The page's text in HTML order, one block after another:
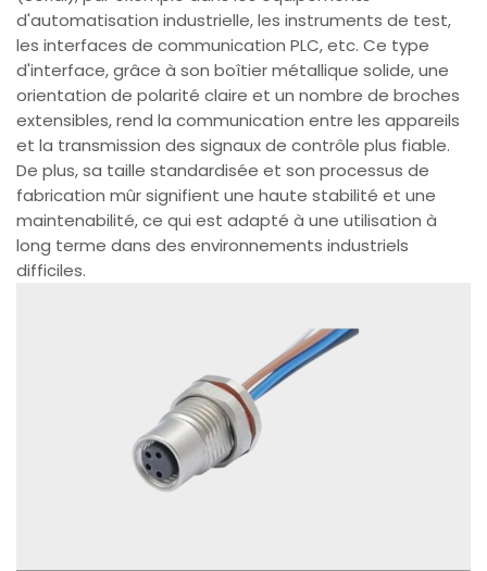
d'automatisation industrielle, les instruments de test,
les interfaces de communication PLC, etc. Ce type
d'interface, grâce à son boîtier métallique solide, une
orientation de polarité claire et un nombre de broches
extensibles, rend la communication entre les appareils
et la transmission des signaux de contrôle plus fiable.
De plus, sa taille standardisée et son processus de
fabrication mûr signifient une haute stabilité et une
maintenabilité, ce qui est adapté à une utilisation à
long terme dans des environnements industriels
difficiles.